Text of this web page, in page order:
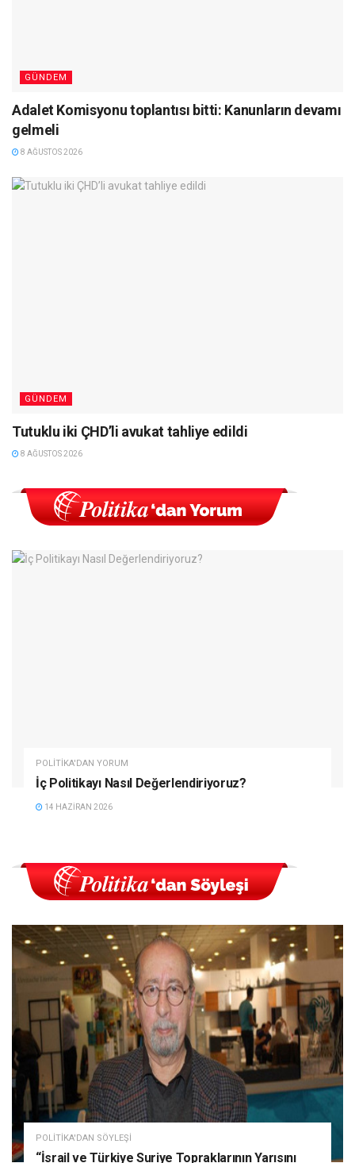
GÜNDEM
Adalet Komisyonu toplantısı bitti: Kanunların devamı
gelmeli
8 AĞUSTOS 2026
GÜNDEM
Tutuklu iki ÇHD’li avukat tahliye edildi
8 AĞUSTOS 2026
POLITIKA'DAN YORUM
İç Politikayı Nasıl Değerlendiriyoruz?
14 HAZIRAN 2026
POLITIKA'DAN SÖYLEŞI
“İsrail ve Türkiye Suriye Topraklarının Yarısını